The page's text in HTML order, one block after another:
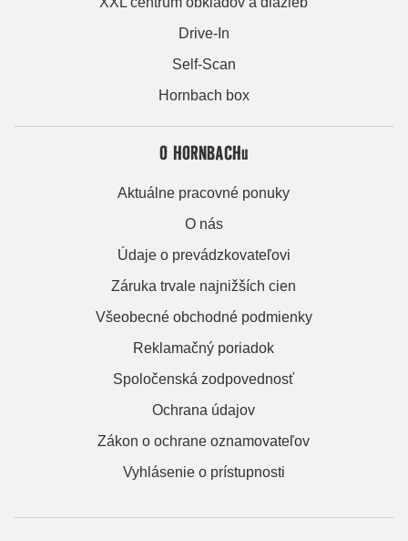
Drive-In
Self-Scan
Hornbach box
O HORNBACHu
Aktuálne pracovné ponuky
O nás
Údaje o prevádzkovateľovi
Záruka trvale najnižších cien
Všeobecné obchodné podmienky
Reklamačný poriadok
Spoločenská zodpovednosť
Ochrana údajov
Zákon o ochrane oznamovateľov
Vyhlásenie o prístupnosti